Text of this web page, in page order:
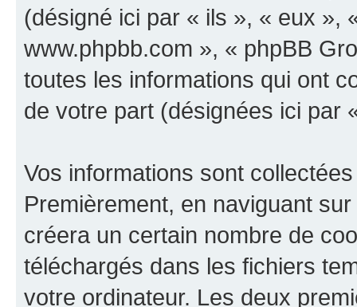
(désigné ici par « ils », « eux »,
www.phpbb.com », « phpBB
toutes les informations qui ont
de votre part (désignées ici par
Vos informations sont
Premièrement, en naviguant
créera un certain nombre de
téléchargés dans les fichiers
votre ordinateur. Les deux